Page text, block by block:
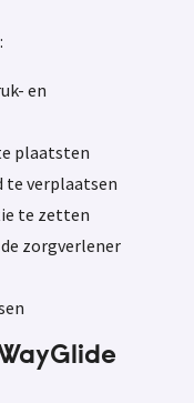
en
plaatsten
te verplaatsen
te zetten
zorgverlener